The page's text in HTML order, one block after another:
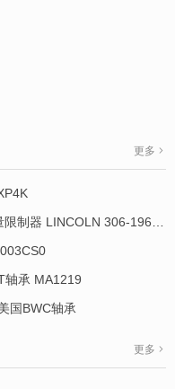
更多
轴承 MA1219
国BWC轴承
更多